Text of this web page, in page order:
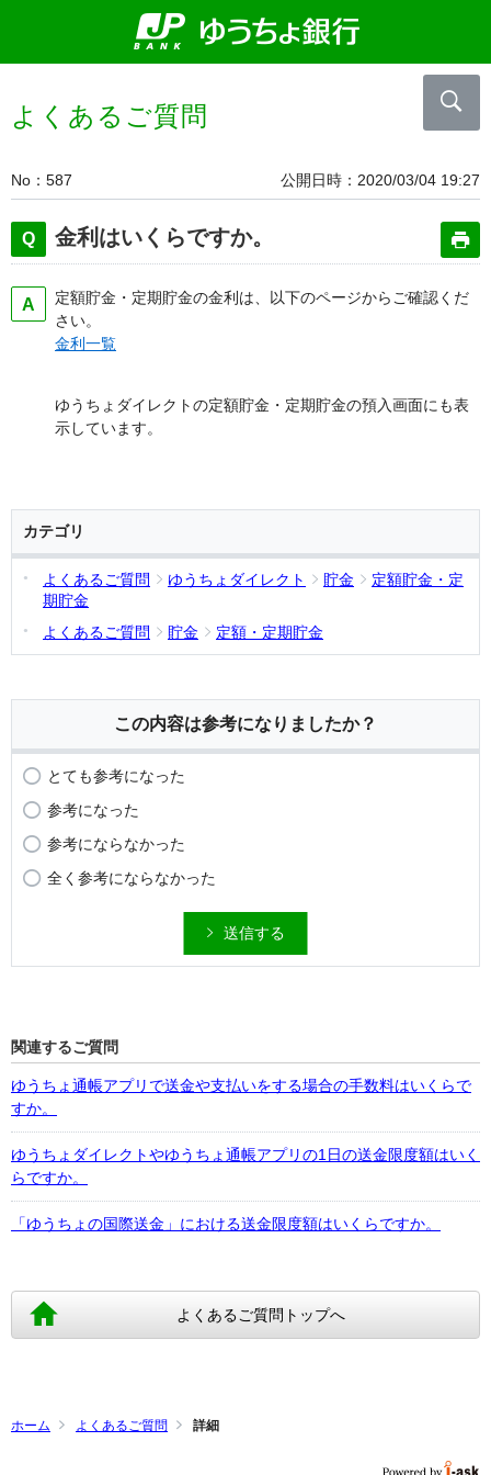
よくあるご質問
No 587 公開日時 2020/03/04 19:27
金利はいくらですか。
定額貯金・定期貯金の金利は、以下のページからご確認くだ
さい。
金利一覧
ゆうちょダイレクトの定額貯金・定期貯金の預入画面にも表
示しています。
カテゴリ
よくあるご質問 ゆうちょダイレクト 貯金
定額貯金・定
期貯金
よくあるご質問
貯金 定額・定期貯金
この内容は参考になりましたか？
とても参考になった
参考になった
参考にならなかった
全く参考にならなかった
送信する
関連するご質問
ゆうちょ通帳アプリで送金や支払いをする場合の手数料はいくらで
すか。
ゆうちょダイレクトやゆうちょ通帳アプリの1日の送金限度額はいく
らですか。
「ゆうちょの国際送金」における送金限度額はいくらですか。
よくあるご質問トップへ
ホーム よくあるご質問 詳細